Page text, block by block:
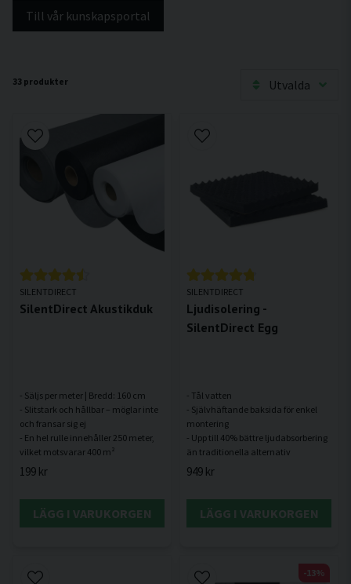
Till vår kunskapsportal
33 produkter Utvalda
SILENTDIRECT
SilentDirect Akustikduk
- Säljs per meter | Bredd: 160 cm
- Slitstark och hållbar – möglar inte
och fransar sig ej
- En hel rulle innehåller 250 meter,
199 kr
LÄGG I VARUKORGEN
SILENTDIRECT
Ljudisolering -
SilentDirect Egg
- Tål vatten
- Självhäftande baksida för enkel
montering
- Upp till 40% bättre ljudabsorbering
949 kr
LÄGG I VARUKORGEN
-13%